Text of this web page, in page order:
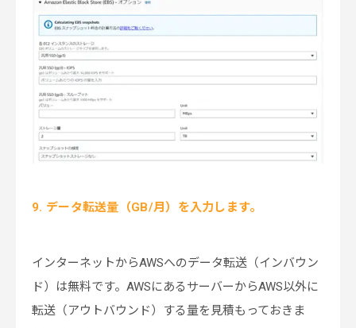
9. データ転送量（GB/月）を入力します。
インターネットからAWSへのデータ転送（インバウン
ド）は無料です。AWSにあるサーバーからAWS以外に
転送（アウトバウンド）する量を見積もっておきま